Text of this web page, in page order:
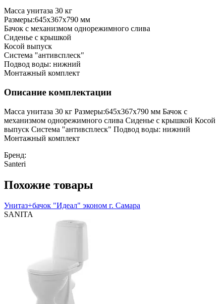
Масса унитаза 30 кг
Размеры:645х367х790 мм
Бачок с механизмом однорежимного слива
Сиденье с крышкой
Косой выпуск
Система "антивсплеск"
Подвод воды: нижний
Монтажный комплект
Описание комплектации
Масса унитаза 30 кг Размеры:645х367х790 мм Бачок с
механизмом однорежимного слива Сиденье с крышкой Косой
выпуск Система "антивсплеск" Подвод воды: нижний
Монтажный комплект
Бренд:
Santeri
Похожие товары
Унитаз+бачок "Идеал" эконом г. Самара
SANITA